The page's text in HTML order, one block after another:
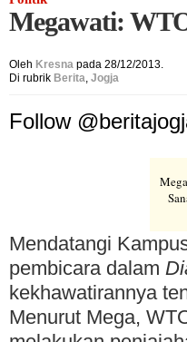
Megawati:
Oleh Kresna pada 28/12/2013.
Di rubrik Berita, Jogja
Follow
Mendatangi
pembicara dalam
kekhawatirannya
Menurut Mega,